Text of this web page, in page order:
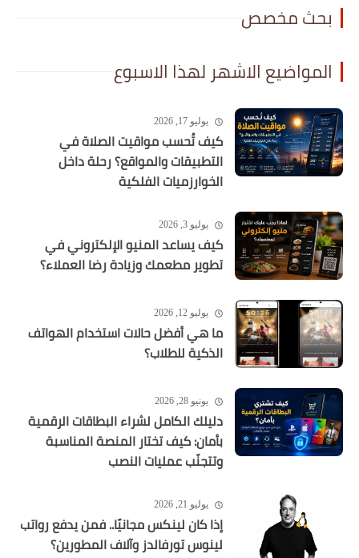
بحث مخصص
المواضيع الاشهر لهذا الاسبوع
يوليو 17, 2026
كيف تُحسب مواقيت الصلاة في
التطبيقات والمواقع؟ رحلة داخل
الخوارزميات الفلكية
يوليو 3, 2026
كيف يساعد المنيو الإلكتروني في
تطوير مطعمك وزيادة رضا العملاء؟
يوليو 12, 2026
ما هي أفضل حالات استخدام الهواتف
الذكية للطلاب؟
يونيو 28, 2026
دليلك الكامل لشراء البطاقات الرقمية
بأمان: كيف تختار المنصة المناسبة
وتتجنّب عمليات النصب
يوليو 21, 2026
إذا كان لينكس مجانيًا.. فمن يدفع رواتب
لينوس تورفالدز وآلاف المطورين؟